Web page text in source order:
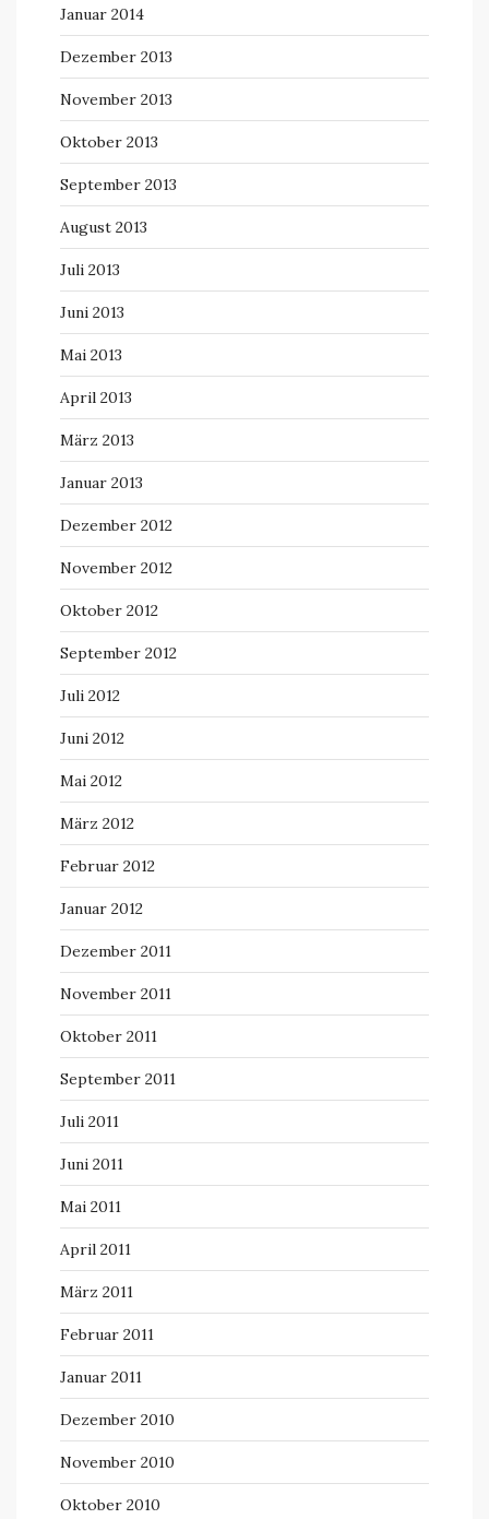
Januar 2014
Dezember 2013
November 2013
Oktober 2013
September 2013
August 2013
Juli 2013
Juni 2013
Mai 2013
April 2013
März 2013
Januar 2013
Dezember 2012
November 2012
Oktober 2012
September 2012
Juli 2012
Juni 2012
Mai 2012
März 2012
Februar 2012
Januar 2012
Dezember 2011
November 2011
Oktober 2011
September 2011
Juli 2011
Juni 2011
Mai 2011
April 2011
März 2011
Februar 2011
Januar 2011
Dezember 2010
November 2010
Oktober 2010